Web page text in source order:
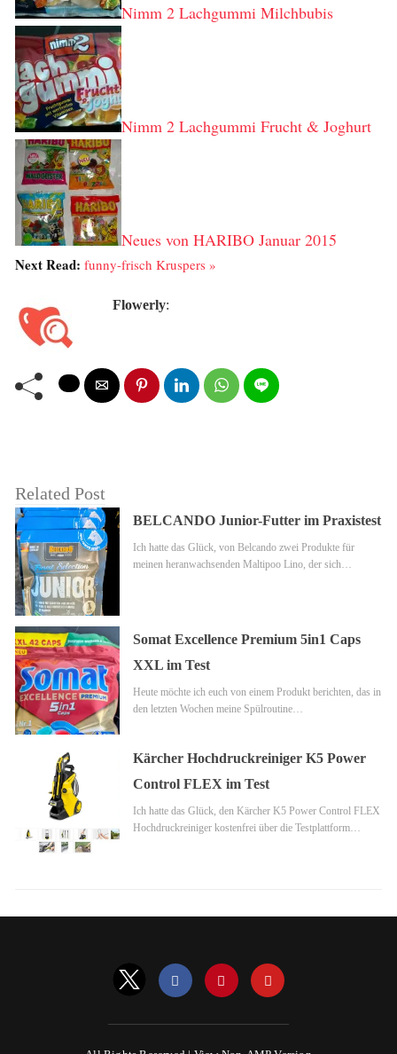
Nimm 2 Lachgummi Milchbubis
Nimm 2 Lachgummi Frucht & Joghurt
Neues von HARIBO Januar 2015
Next Read: funny-frisch Kruspers »
Flowerly:
Related Post
BELCANDO Junior-Futter im Praxistest
Ich hatte das Glück, von Belcando zwei Produkte für
meinen heranwachsenden Maltipoo Lino, der sich…
Somat Excellence Premium 5in1 Caps
XXL im Test
Heute möchte ich euch von einem Produkt berichten, das in
den letzten Wochen meine Spülroutine…
Kärcher Hochdruckreiniger K5 Power
Control FLEX im Test
Ich hatte das Glück, den Kärcher K5 Power Control FLEX
Hochdruckreiniger kostenfrei über die Testplattform…